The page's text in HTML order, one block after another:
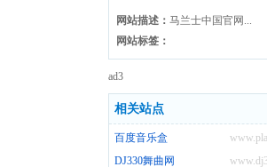
网站描述： 马兰士中国官网...
网站标签：
ad3
相关站点
百度音乐盒
DJ330舞曲网